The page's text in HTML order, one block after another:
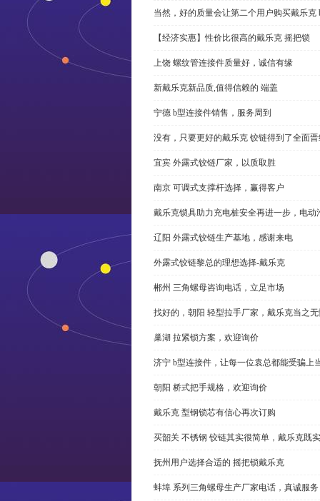
当然，好的质量会让第二个用户购买戴乐克
【经济实惠】性价比很高的戴乐克 摇把锁
上饶 螺纹管连接件质量好，诚信有缘
新戴乐克新品质,值得信赖的 端盖
宁德 b型连接件销售，服务周到
没有，只要更好的戴乐克 铰链得到了全面
宜宾 外露式铰链厂家，以质取胜
南京 可调式支撑杆选择，赢得客户
戴乐克锁具助力充电桩安全再进一步，电动
辽阳 外露式铰链生产基地，感谢来电
外露式铰链黎总的理想选择-戴乐克
郴州 三角螺母咨询电话，立足市场
找好的，朝阳 轻型拉手厂家，戴乐克当之
巢湖 拉紧锁方案，欢迎询价
济宁 b型连接件，让每一位袁总都能受骗上
朝阳 桥式把手规格，欢迎询价
戴乐克 型钢锁芯有信心再次订购
买韶关 不锈钢 铰链其实很简单，戴乐克既
抚州用户选择合适的 摇把锁戴乐克
蚌埠 系列三角螺母生产厂家电话，真诚服务